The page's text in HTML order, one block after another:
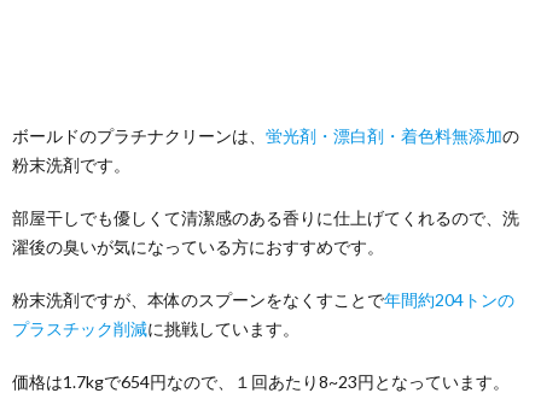
ボールドのプラチナクリーンは、 蛍光剤・漂白剤・着色料無添加の
粉末洗剤です。
部屋干しでも優しくて清潔感のある香りに仕上げてくれるので、洗
濯後の臭いが気になっている方におすすめです。
粉末洗剤ですが、本体のスプーンをなくすことで年間約204トンの
プラスチック削減に挑戦しています。
価格は1.7kgで654円なので、１回あたり8~23円となっています。